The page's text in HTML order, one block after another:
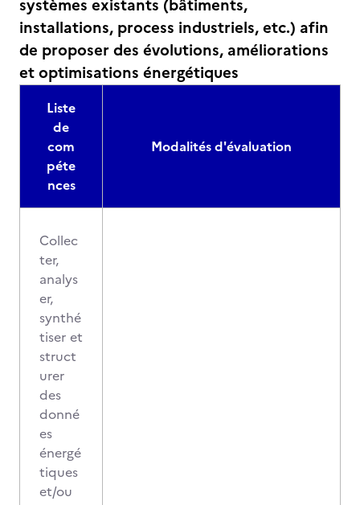
systèmes existants (bâtiments,
installations, process industriels, etc.) afin
de proposer des évolutions, améliorations
et optimisations énergétiques
Liste
de
com
péte
nces
Modalités d'évaluation
Collec
ter,
analys
er,
synthé
tiser et
struct
urer
des
donné
es
énergé
tiques
et/ou